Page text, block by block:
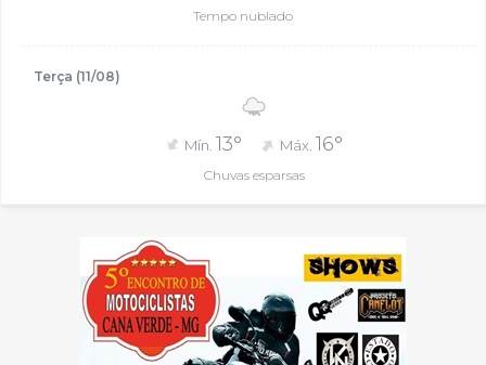
Tempo nublado
Terça (11/08)
Mín. 13° Máx. 16°
Chuvas esparsas